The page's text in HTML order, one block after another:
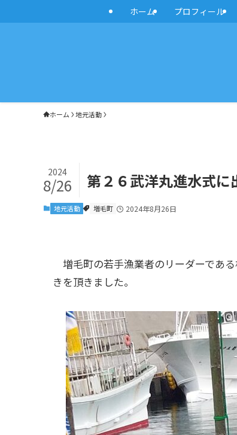
ホーム プロフィール
ホーム 地元活動
第２６武洋丸進水式に
2024
8/26
地元活動 増毛町 2024年8月26日
増毛町の若手漁業者のリーダーであ
きを頂きました。